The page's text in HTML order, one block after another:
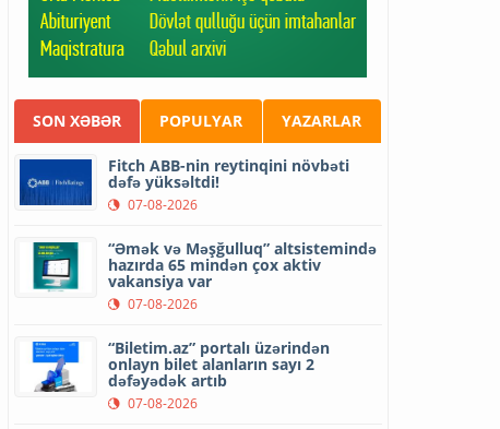
SON XƏBƏR POPULYAR YAZARLAR
Fitch ABB-nin reytinqini növbəti
dəfə yüksəltdi!
07-08-2026
“Əmək və Məşğulluq” altsistemində
hazırda 65 mindən çox aktiv
vakansiya var
07-08-2026
“Biletim.az” portalı üzərindən
onlayn bilet alanların sayı 2
dəfəyədək artıb
07-08-2026